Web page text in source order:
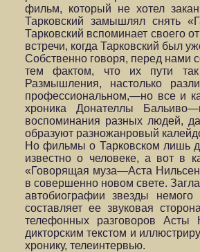
фильм, который не хотел
Тарковский замышлял снять
Тарковский вспоминает своего
встречи, когда Тарковский был
Собственно говоря, перед нами
тем фактом, что их пути так
Размышления, настолько
профессиональном,—но все и
хроника Донателлы
воспоминания разных людей,
образуют разножанровый
Но фильмы о Тарковском лишь
известно о человеке, а вот в
«Говорящая муза—Аста
в совершенно новом свете.
автобиографии звезды
составляет ее звуковая
телефонных разговоров
дикторским текстом и
хронику, телеинтервью.